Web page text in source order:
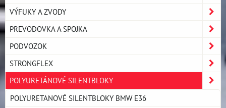
VÝFUKY A ZVODY
PREVODOVKA A SPOJKA
PODVOZOK
STRONGFLEX
POLYURETÁNOVÉ SILENTBLOKY
POLYURETANOVÉ SILENTBLOKY BMW E36